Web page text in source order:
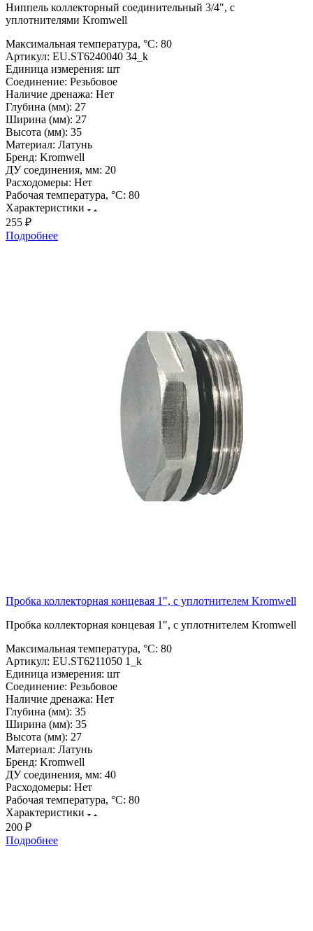
Ниппель коллекторный соединительный 3/4", с
уплотнителями Kromwell
Максимальная температура, °С: 80
Артикул: EU.ST6240040 34_k
Единица измерения: шт
Соединение: Резьбовое
Наличие дренажа: Нет
Глубина (мм): 27
Ширина (мм): 27
Высота (мм): 35
Материал: Латунь
Бренд: Kromwell
ДУ соединения, мм: 20
Расходомеры: Нет
Рабочая температура, °С: 80
Характеристики
255 ₽
Подробнее
Пробка коллекторная концевая 1", с уплотнителем Kromwell
Пробка коллекторная концевая 1", с уплотнителем Kromwell
Максимальная температура, °С: 80
Артикул: EU.ST6211050 1_k
Единица измерения: шт
Соединение: Резьбовое
Наличие дренажа: Нет
Глубина (мм): 35
Ширина (мм): 35
Высота (мм): 27
Материал: Латунь
Бренд: Kromwell
ДУ соединения, мм: 40
Расходомеры: Нет
Рабочая температура, °С: 80
Характеристики
200 ₽
Подробнее